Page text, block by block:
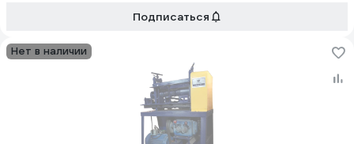
Подписаться
Нет в наличии